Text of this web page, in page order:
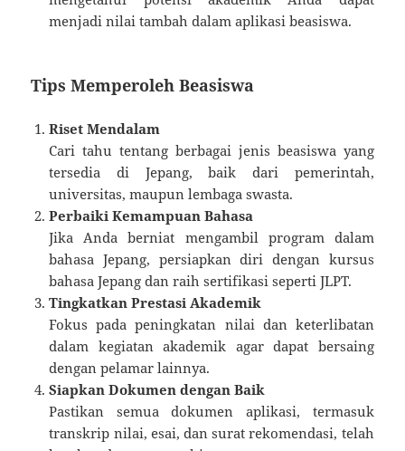
menjadi nilai tambah dalam aplikasi beasiswa.
Tips Memperoleh Beasiswa
Riset Mendalam
Cari tahu tentang berbagai jenis beasiswa yang
tersedia di Jepang, baik dari pemerintah,
universitas, maupun lembaga swasta.
Perbaiki Kemampuan Bahasa
Jika Anda berniat mengambil program dalam
bahasa Jepang, persiapkan diri dengan kursus
bahasa Jepang dan raih sertifikasi seperti JLPT.
Tingkatkan Prestasi Akademik
Fokus pada peningkatan nilai dan keterlibatan
dalam kegiatan akademik agar dapat bersaing
dengan pelamar lainnya.
Siapkan Dokumen dengan Baik
Pastikan semua dokumen aplikasi, termasuk
transkrip nilai, esai, dan surat rekomendasi, telah